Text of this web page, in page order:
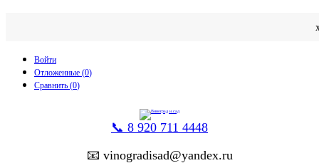
Войти
Отложенные (0)
Сравнить (0)
📞 8 920 711 4448
📧 vinogradisad@yandex.ru